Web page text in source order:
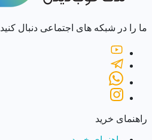
ما را در شبکه های اجتماعی دنبال کنید
راهنمای خرید